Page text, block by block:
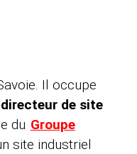
Il occupe
directeur de site
du Groupe
site industriel